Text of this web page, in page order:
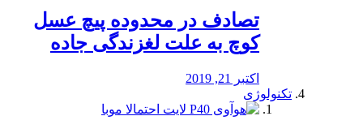
تصادف در محدوده پیچ عسل
کوچ به علت لغزندگی جاده
اکتبر 21, 2019
تکنولوژی